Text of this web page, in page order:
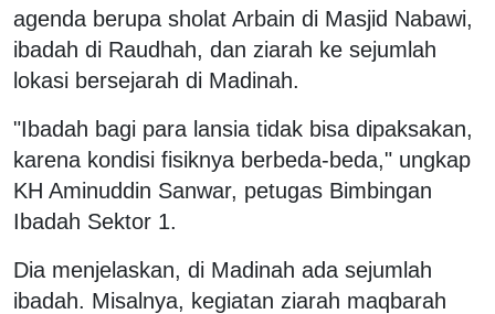
agenda berupa sholat Arbain di Masjid Nabawi,
ibadah di Raudhah, dan ziarah ke sejumlah
lokasi bersejarah di Madinah.
"Ibadah bagi para lansia tidak bisa dipaksakan,
karena kondisi fisiknya berbeda-beda," ungkap
KH Aminuddin Sanwar, petugas Bimbingan
Ibadah Sektor 1.
Dia menjelaskan, di Madinah ada sejumlah
ibadah. Misalnya, kegiatan ziarah maqbarah